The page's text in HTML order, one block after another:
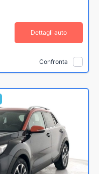
Dettagli auto
Confronta